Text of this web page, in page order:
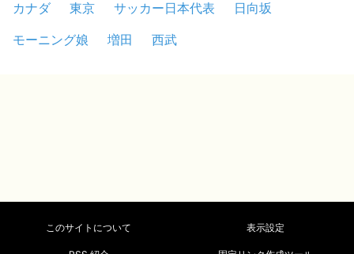
カナダ
東京 サッカー日本代表
日向坂
モーニング娘
増田 西武
このサイトについて 表示設定